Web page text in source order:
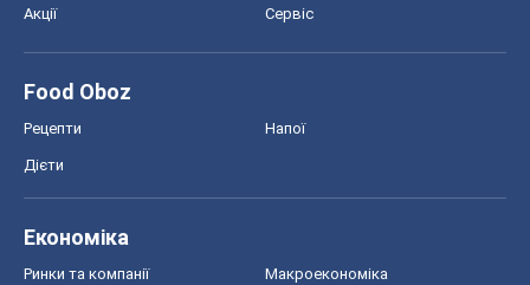
Акції Сервіс
Food Oboz
Рецепти Напої
Дієти
Економіка
Ринки та компанії Макроекономіка